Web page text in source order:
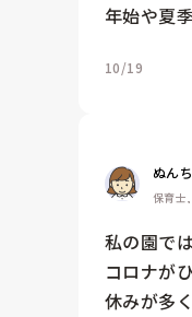
年始や夏
10/19
ぬん
保育士
私の園で
コロナが
休みが多